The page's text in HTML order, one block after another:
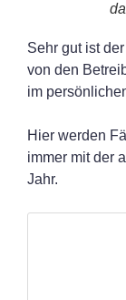
Sehr gut ist
von den
im
Hier werden
immer mit der
Jahr.